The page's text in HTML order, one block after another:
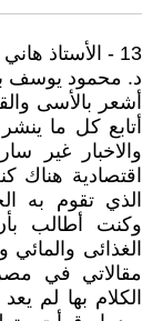
13 - الأستاذ هاني شاكر
د. محمود يوسف بكير ( 2023 / 8 /
أشعر بالأسى
أتابع كل ما
والاخبار غير
اقتصادية هناك
الذي تقوم به
وكنت أطالب
مقالاتي في
الكلام بها لم